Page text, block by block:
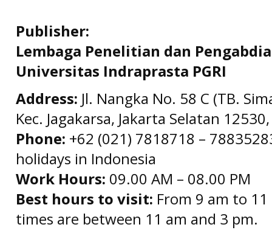
Publisher:
Lembaga Penelitian dan
Universitas Indraprasta PGRI
Address: Jl. Nangka No. 58 C (TB.
Kec. Jagakarsa, Jakarta Selatan
Phone: +62 (021) 7818718 –
holidays in Indonesia
Work Hours: 09.00 AM – 08.00 PM
Best hours to visit: From 9 am to
times are between 11 am and 3 pm.